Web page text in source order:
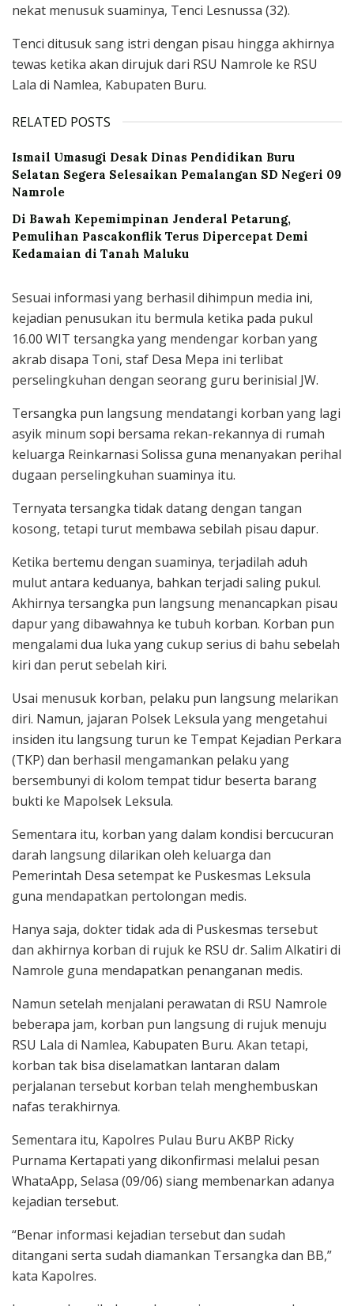
nekat menusuk suaminya, Tenci Lesnussa (32).
Tenci ditusuk sang istri dengan pisau hingga akhirnya
tewas ketika akan dirujuk dari RSU Namrole ke RSU
Lala di Namlea, Kabupaten Buru.
RELATED POSTS
Ismail Umasugi Desak Dinas Pendidikan Buru
Selatan Segera Selesaikan Pemalangan SD Negeri 09
Namrole
Di Bawah Kepemimpinan Jenderal Petarung,
Pemulihan Pascakonflik Terus Dipercepat Demi
Kedamaian di Tanah Maluku
Sesuai informasi yang berhasil dihimpun media ini,
kejadian penusukan itu bermula ketika pada pukul
16.00 WIT tersangka yang mendengar korban yang
akrab disapa Toni, staf Desa Mepa ini terlibat
perselingkuhan dengan seorang guru berinisial JW.
Tersangka pun langsung mendatangi korban yang lagi
asyik minum sopi bersama rekan-rekannya di rumah
keluarga Reinkarnasi Solissa guna menanyakan perihal
dugaan perselingkuhan suaminya itu.
Ternyata tersangka tidak datang dengan tangan
kosong, tetapi turut membawa sebilah pisau dapur.
Ketika bertemu dengan suaminya, terjadilah aduh
mulut antara keduanya, bahkan terjadi saling pukul.
Akhirnya tersangka pun langsung menancapkan pisau
dapur yang dibawahnya ke tubuh korban. Korban pun
mengalami dua luka yang cukup serius di bahu sebelah
kiri dan perut sebelah kiri.
Usai menusuk korban, pelaku pun langsung melarikan
diri. Namun, jajaran Polsek Leksula yang mengetahui
insiden itu langsung turun ke Tempat Kejadian Perkara
(TKP) dan berhasil mengamankan pelaku yang
bersembunyi di kolom tempat tidur beserta barang
bukti ke Mapolsek Leksula.
Sementara itu, korban yang dalam kondisi bercucuran
darah langsung dilarikan oleh keluarga dan
Pemerintah Desa setempat ke Puskesmas Leksula
guna mendapatkan pertolongan medis.
Hanya saja, dokter tidak ada di Puskesmas tersebut
dan akhirnya korban di rujuk ke RSU dr. Salim Alkatiri di
Namrole guna mendapatkan penanganan medis.
Namun setelah menjalani perawatan di RSU Namrole
beberapa jam, korban pun langsung di rujuk menuju
RSU Lala di Namlea, Kabupaten Buru. Akan tetapi,
korban tak bisa diselamatkan lantaran dalam
perjalanan tersebut korban telah menghembuskan
nafas terakhirnya.
Sementara itu, Kapolres Pulau Buru AKBP Ricky
Purnama Kertapati yang dikonfirmasi melalui pesan
WhataApp, Selasa (09/06) siang membenarkan adanya
kejadian tersebut.
“Benar informasi kejadian tersebut dan sudah
ditangani serta sudah diamankan Tersangka dan BB,”
kata Kapolres.